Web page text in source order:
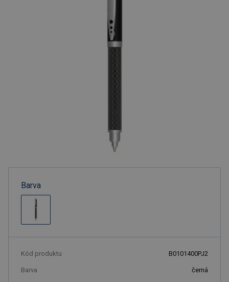
Barva
Kód produktu B0101400PJ2
Barva černá